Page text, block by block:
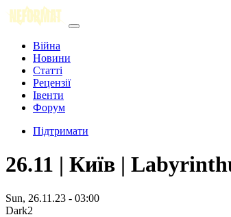
Війна
Новини
Статті
Рецензії
Івенти
Форум
Підтримати
26.11 | Київ |
Sun, 26.11.23 - 03:00
Dark2